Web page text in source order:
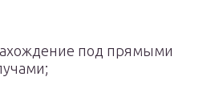
под прямыми